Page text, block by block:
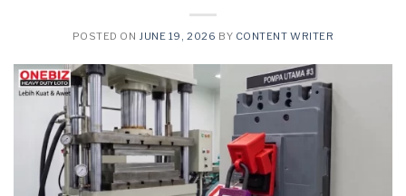
POSTED ON JUNE 19, 2026 BY CONTENT WRITER